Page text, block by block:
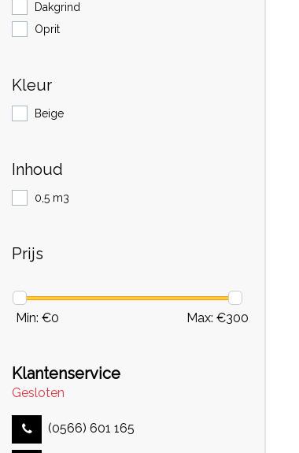
Dakgrind
Oprit
Kleur
Beige
Inhoud
0,5 m3
Prijs
Min: €0 Max: €300
Klantenservice
Gesloten
(0566) 601 165